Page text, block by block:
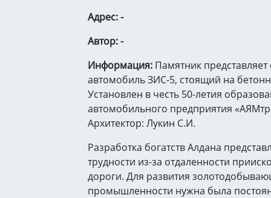
Адрес: -
Автор: -
Информация: Памятник
автомобиль ЗИС-5, стоящий на
Установлен в честь 50-летия
автомобильного предприятия
Архитектор: Лукин С.И.
Разработка богатств Алдана
трудности из-за отдаленности
дороги. Для развития
промышленности нужна была